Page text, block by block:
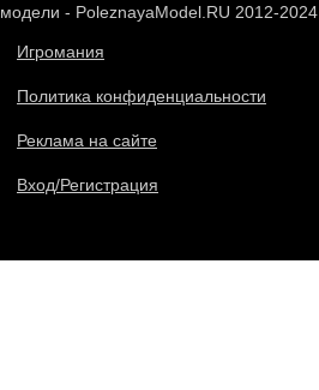
модели - PoleznayaModel.RU 2012-2024
Игромания
Политика конфиденциальности
Реклама на сайте
Вход/Регистрация